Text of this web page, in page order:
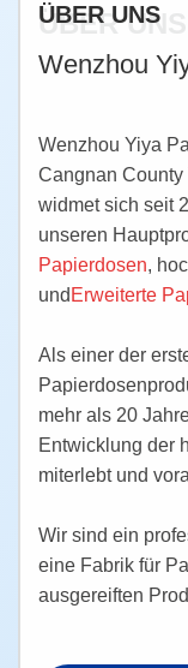
ÜBER UNS
ÜBER UNS
Wenzhou
Wenzhou Yiya
Cangnan
widmet sich seit
unseren
Papierdosen,
und Erweiterte
Als einer der
mehr als 20
Entwicklung der
miterlebt und
Wir sind ein
eine Fabrik für
ausgereiften